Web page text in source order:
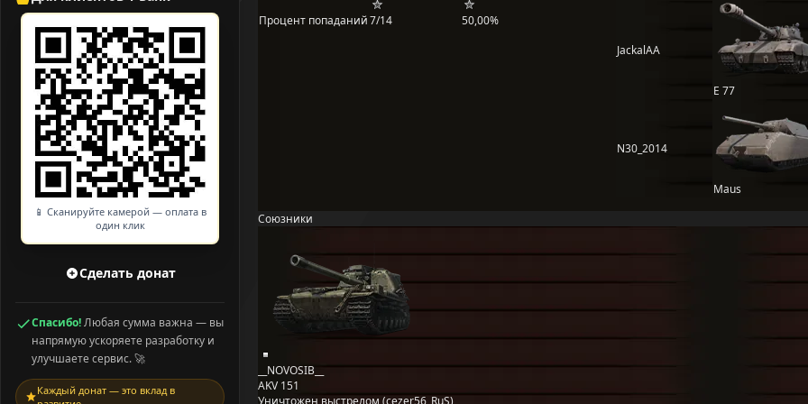
📱 Сканируйте камерой — оплата в
один клик
Сделать донат
Спасибо!Любая сумма важна — вы
напрямую ускоряете разработку и
улучшаете сервис. 🚀
Каждый донат — это вклад в
Процент попаданий7/14
50,00%
JackalAA
E 77
N30_2014
Maus
Союзники
__NOVOSIB__
AKV 151
Уничтожен выстрелом (cezer56_RuS)